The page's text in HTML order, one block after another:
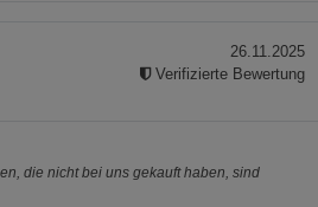
26.11.2025
Verifizierte Bewertung
die nicht bei uns gekauft haben, sind